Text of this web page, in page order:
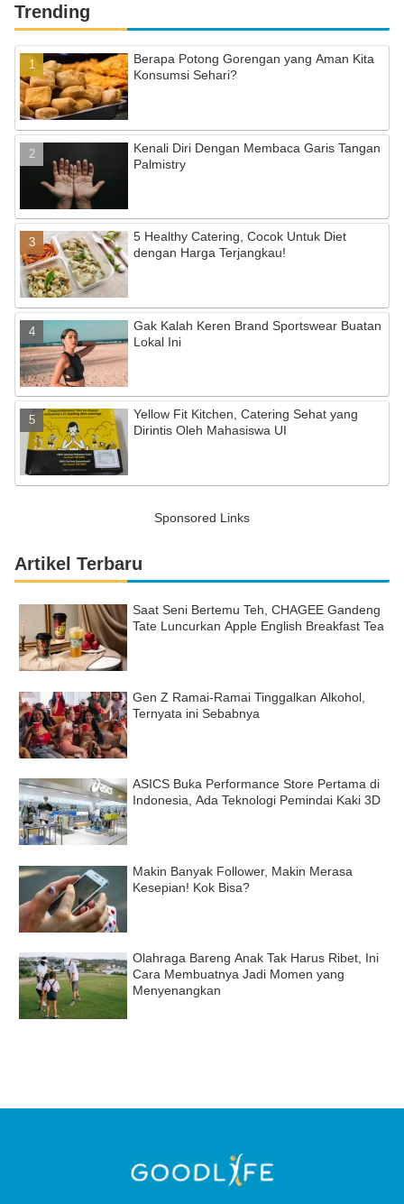
Trending
Berapa Potong Gorengan yang Aman Kita
Konsumsi Sehari?
Kenali Diri Dengan Membaca Garis Tangan
Palmistry
5 Healthy Catering, Cocok Untuk Diet
dengan Harga Terjangkau!
Gak Kalah Keren Brand Sportswear Buatan
Lokal Ini
Yellow Fit Kitchen, Catering Sehat yang
Dirintis Oleh Mahasiswa UI
Sponsored Links
Artikel Terbaru
Saat Seni Bertemu Teh, CHAGEE Gandeng
Tate Luncurkan Apple English Breakfast Tea
Gen Z Ramai-Ramai Tinggalkan Alkohol,
Ternyata ini Sebabnya
ASICS Buka Performance Store Pertama di
Indonesia, Ada Teknologi Pemindai Kaki 3D
Makin Banyak Follower, Makin Merasa
Kesepian! Kok Bisa?
Olahraga Bareng Anak Tak Harus Ribet, Ini
Cara Membuatnya Jadi Momen yang
Menyenangkan